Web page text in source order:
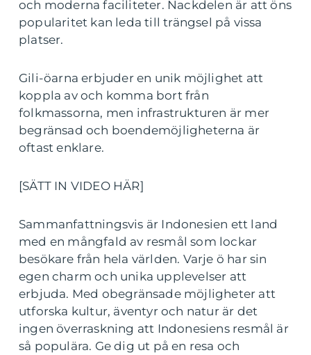
och moderna faciliteter. Nackdelen är att öns
popularitet kan leda till trängsel på vissa
platser.
Gili-öarna erbjuder en unik möjlighet att
koppla av och komma bort från
folkmassorna, men infrastrukturen är mer
begränsad och boendemöjligheterna är
oftast enklare.
[SÄTT IN VIDEO HÄR]
Sammanfattningsvis är Indonesien ett land
med en mångfald av resmål som lockar
besökare från hela världen. Varje ö har sin
egen charm och unika upplevelser att
erbjuda. Med obegränsade möjligheter att
utforska kultur, äventyr och natur är det
ingen överraskning att Indonesiens resmål är
så populära. Ge dig ut på en resa och